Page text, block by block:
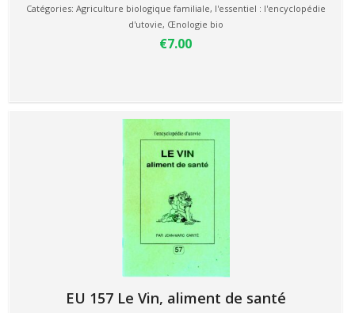
Catégories: Agriculture biologique familiale, l'essentiel : l'encyclopédie
d'utovie, Œnologie bio
€7.00
EU 157 Le Vin, aliment de santé